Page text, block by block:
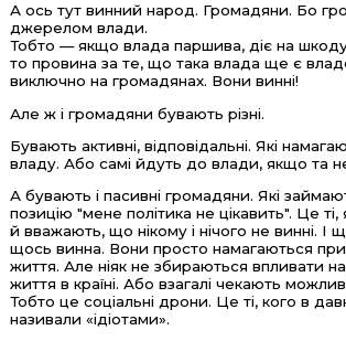
А ось тут винний народ. Громадяни. Бо
джерелом влади.
Тобто — якщо влада паршива, діє на шкоду
то провина за те, що така влада ще є
виключно на громадянах. Вони винні!
Але ж і громадяни бувають різні.
Бувають активні, відповідальні. Які
владу. Або самі йдуть до влади, якщо та
А бувають і пасивні громадяни. Які
позицію "мене політика не цікавить". Це ті,
й вважають, що нікому і нічого не винні. І
щось винна. Вони просто намагаються
життя. Але ніяк не збираються впливати
життя в країні. Або взагалі чекають
Тобто це соціальні дрони. Це ті, кого в
називали «ідіотами».